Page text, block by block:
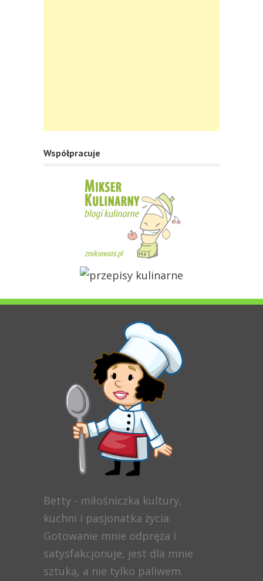
Współpracuje
Betty - miłośniczka kultury,
kuchni i pasjonatka życia.
Gotowanie mnie odpręża i
satysfakcjonuje, jest dla mnie
sztuką, a nie tylko paliwem.